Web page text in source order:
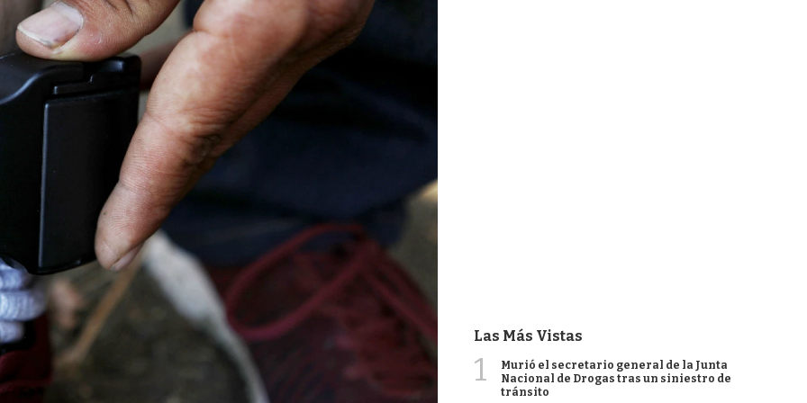
Las Más Vistas
1
Murió el secretario general de la Junta
Nacional de Drogas tras un siniestro de
tránsito